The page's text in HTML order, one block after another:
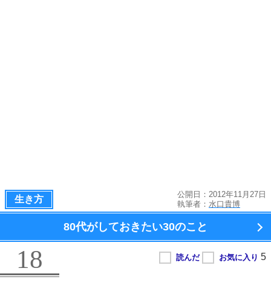
生き方
公開日：2012年11月27日
執筆者： 水口貴博
80代がしておきたい30のこと
18